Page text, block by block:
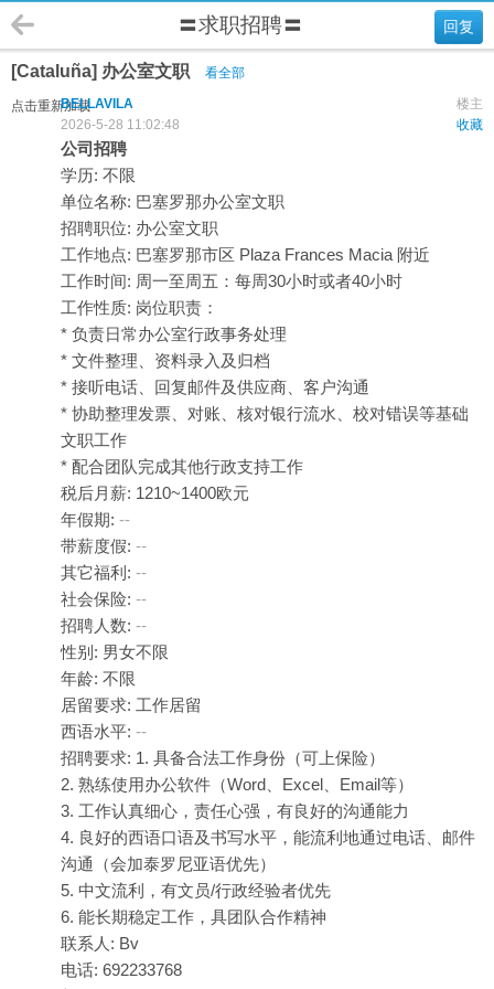
回复
〓求职招聘〓
[Cataluña] 办公室文职 看全部
点击重新加载 楼主
BELLAVILA
收藏
2026-5-28 11:02:48
公司招聘
学历: 不限
单位名称: 巴塞罗那办公室文职
招聘职位: 办公室文职
工作地点: 巴塞罗那市区 Plaza Frances Macia 附近
工作时间: 周一至周五：每周30小时或者40小时
工作性质: 岗位职责：
* 负责日常办公室行政事务处理
* 文件整理、资料录入及归档
* 接听电话、回复邮件及供应商、客户沟通
* 协助整理发票、对账、核对银行流水、校对错误等基础
文职工作
* 配合团队完成其他行政支持工作
税后月薪: 1210~1400欧元
年假期: --
带薪度假: --
其它福利: --
社会保险: --
招聘人数: --
性别: 男女不限
年龄: 不限
居留要求: 工作居留
西语水平: --
招聘要求: 1. 具备合法工作身份（可上保险）
2. 熟练使用办公软件（Word、Excel、Email等）
3. 工作认真细心，责任心强，有良好的沟通能力
4. 良好的西语口语及书写水平，能流利地通过电话、邮件
沟通（会加泰罗尼亚语优先）
5. 中文流利，有文员/行政经验者优先
6. 能长期稳定工作，具团队合作精神
联系人: Bv
电话: 692233768